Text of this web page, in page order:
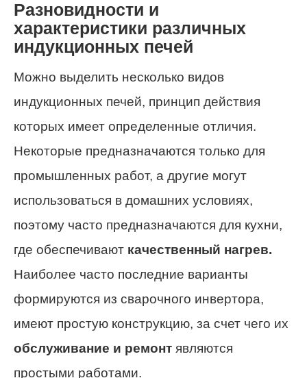
Разновидности и
характеристики различных
индукционных печей
Можно выделить несколько видов
индукционных печей, принцип действия
которых имеет определенные отличия.
Некоторые предназначаются только для
промышленных работ, а другие могут
использоваться в домашних условиях,
поэтому часто предназначаются для кухни,
где обеспечивают качественный нагрев.
Наиболее часто последние варианты
формируются из сварочного инвертора,
имеют простую конструкцию, за счет чего их
обслуживание и ремонт являются
простыми работами.